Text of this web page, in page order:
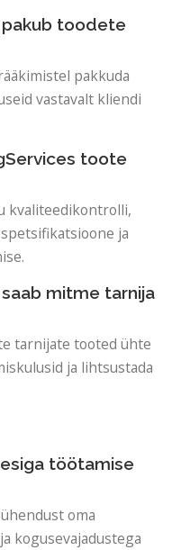
pakub toodete
pakkuda
vastavalt kliendi
toote
kvaliteedikontrolli,
ja
mitme tarnija
tarnijate tooted ühte
ja lihtsustada
töötamise
oma
kogusevajadustega